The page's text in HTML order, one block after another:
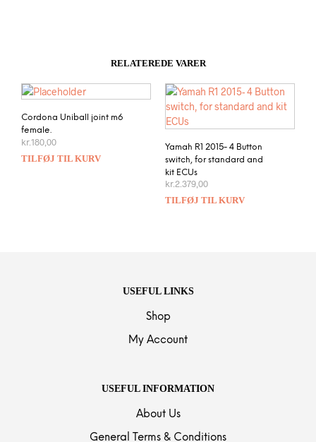
RELATEREDE VARER
Cordona Uniball joint m6
female.
kr.180,00
TILFØJ TIL KURV
Yamah R1 2015- 4 Button
switch, for standard and
kit ECUs
kr.2.379,00
TILFØJ TIL KURV
USEFUL LINKS
Shop
My Account
USEFUL INFORMATION
About Us
General Terms & Conditions